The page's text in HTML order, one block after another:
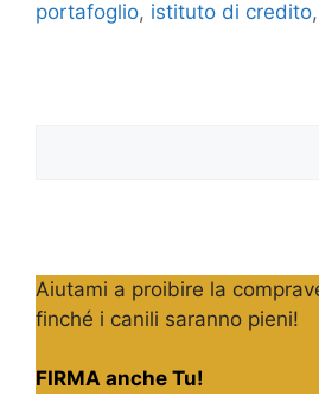
portafoglio, istituto di credito,
Aiutami a proibire la
finché i canili saranno pieni!
FIRMA anche Tu!